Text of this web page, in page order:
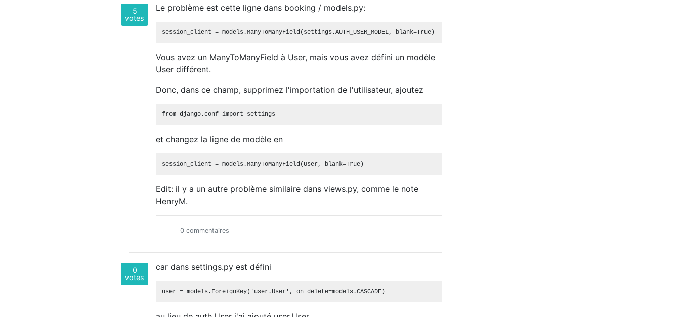
5
votes
Le problème est cette ligne dans booking / models.py:
Vous avez un ManyToManyField à User, mais vous avez défini un modèle
User différent.
Donc, dans ce champ, supprimez l'importation de l'utilisateur, ajoutez
et changez la ligne de modèle en
Edit: il y a un autre problème similaire dans views.py, comme le note
HenryM.
0 commentaires
0
votes
car dans settings.py est défini